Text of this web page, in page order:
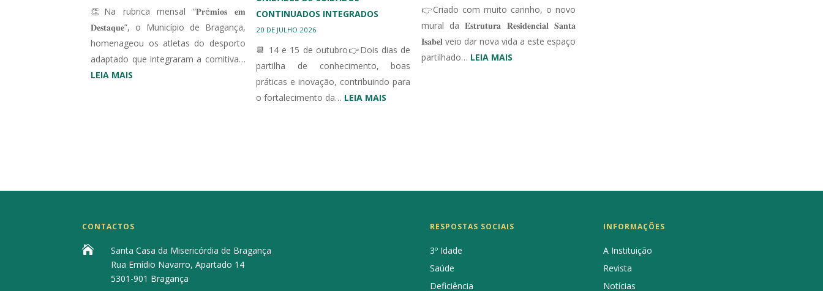
👏Na rubrica mensal “𝐏𝐫é𝐦𝐢𝐨𝐬 𝐞𝐦
𝐃𝐞𝐬𝐭𝐚𝐪𝐮𝐞”, o Município de Bragança,
homenageou os atletas do desporto
adaptado que integraram a comitiva…
LEIA MAIS
CONTINUADOS INTEGRADOS
20 DE JULHO 2026
📆 14 e 15 de outubro👉Dois dias de
partilha de conhecimento, boas
práticas e inovação, contribuindo para
o fortalecimento da… LEIA MAIS
DE
CONTINUADOS
👉Criado com muito carinho, o novo
mural da 𝐄𝐬𝐭𝐫𝐮𝐭𝐮𝐫𝐚 𝐑𝐞𝐬𝐢𝐝𝐞𝐧𝐜𝐢𝐚𝐥 𝐒𝐚𝐧𝐭𝐚
𝐈𝐬𝐚𝐛𝐞𝐥 veio dar nova vida a este espaço
partilhado… LEIA MAIS:
CONTACTOS

Santa Casa da Misericórdia de Bragança
Rua Emídio Navarro, Apartado 14
5301-901 Bragança
RESPOSTAS SOCIAIS
3º Idade
Saúde
Deficiência
INFORMAÇÕES
A Instituição
Revista
Notícias